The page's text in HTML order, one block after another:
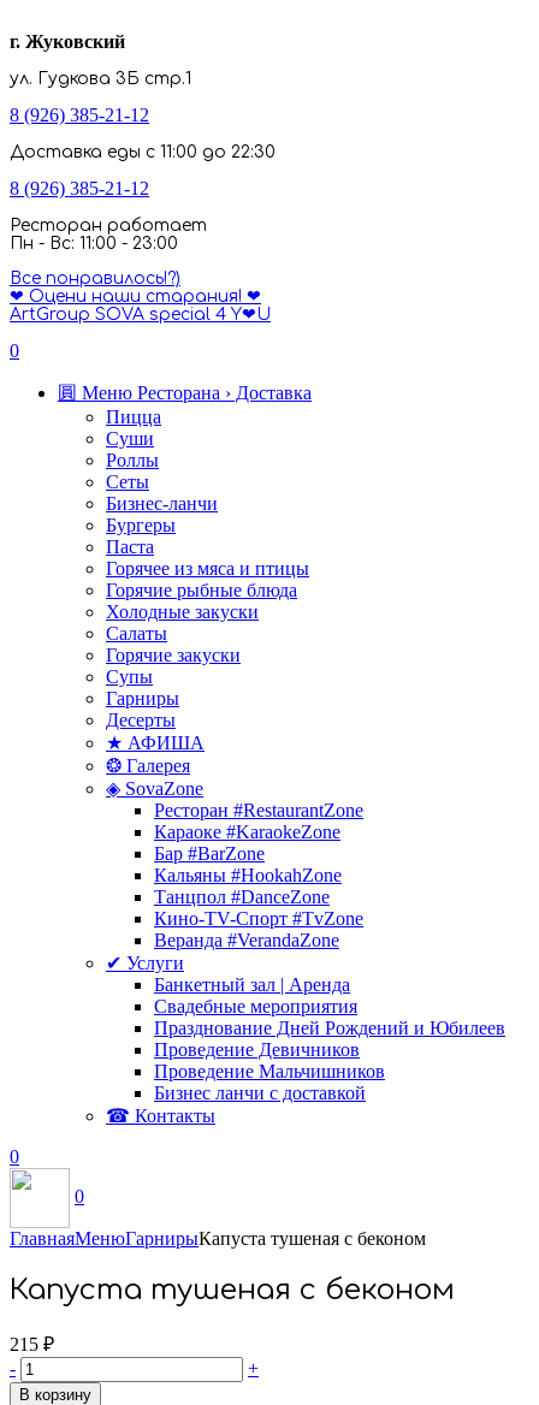
г. Жуковский
ул. Гудкова 3Б стр.1
8 (926) 385-21-12
Доставка еды с 11:00 до 22:30
8 (926) 385-21-12
Ресторан работает
Пн - Вс: 11:00 - 23:00
Все понравилось!?)
❤ Оцени наши старания! ❤
ArtGroup SOVA special 4 Y❤U
0
圓 Меню Ресторана › Доставка
Пицца
Суши
Роллы
Сеты
Бизнес-ланчи
Бургеры
Паста
Горячее из мяса и птицы
Горячие рыбные блюда
Холодные закуски
Салаты
Горячие закуски
Супы
Гарниры
Десерты
★ АФИША
❂ Галерея
◈ SovaZone
Ресторан #RestaurantZone
Караоке #KaraokeZone
Бар #BarZone
Кальяны #HookahZone
Танцпол #DanceZone
Кино-TV-Спорт #TvZone
Веранда #VerandaZone
✔ Услуги
Банкетный зал | Аренда
Свадебные мероприятия
Празднование Дней Рождений и Юбилеев
Проведение Девичников
Проведение Мальчишников
Бизнес ланчи с доставкой
☎ Контакты
0
0
ГлавнаяМенюГарнирыКапуста тушеная с беконом
Капуста тушеная с беконом
215 ₽
-
+
В корзину